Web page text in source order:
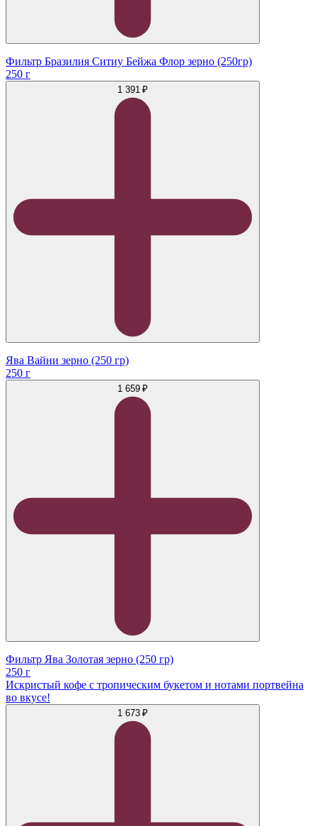
Фильтр Бразилия Ситиу Бейжа Флор зерно (250гр)
250 г
1 391 ₽
Ява Вайни зерно (250 гр)
250 г
1 659 ₽
Фильтр Ява Золотая зерно (250 гр)
250 г
Искристый кофе с тропическим букетом и нотами портвейна
во вкусе!
1 673 ₽